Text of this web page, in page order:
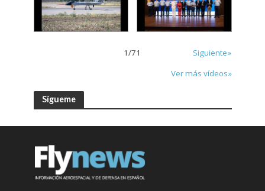
1/71
Siguiente»
Ver más vídeos»
Sígueme